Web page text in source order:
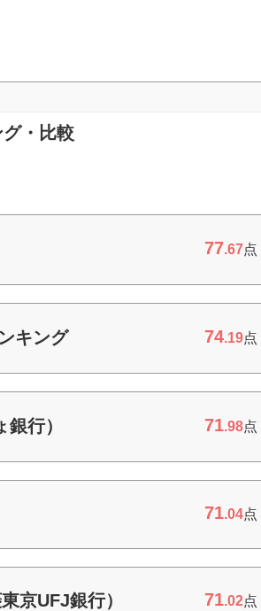
グ・比較
77.67点
キング 74.19点
行） 71.98点
71.04点
京UFJ銀行） 71.02点